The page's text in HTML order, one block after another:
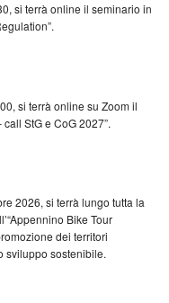
si terrà online il seminario in
si terrà online su Zoom il
StG e CoG 2027”.
2026, si terrà lungo tutta la
Bike Tour
dei territori
sviluppo sostenibile.